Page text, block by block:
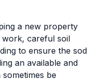
a new property
work, careful soil
to ensure the sod
an available and
be